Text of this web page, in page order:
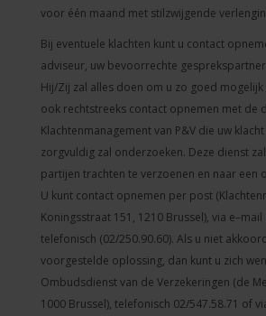
voor één maand met stilzwijgende
Bij eventuele klachten kunt u contact
adviseur, uw bevoorrechte
Hij/Zij zal alles doen om u zo goed
ook rechtstreeks contact opnemen met de
Klachtenmanagement van P&V die uw
zorgvuldig zal onderzoeken. Deze dienst
partijen trachten te verzoenen en naar een
U kunt contact opnemen per post
Koningsstraat 151, 1210 Brussel), via e–mail
telefonisch (02/250.90.60). Als u niet
voorgestelde oplossing, dan kunt u zich
Ombudsdienst van de Verzekeringen (de
1000 Brussel), telefonisch 02/547.58.71 of